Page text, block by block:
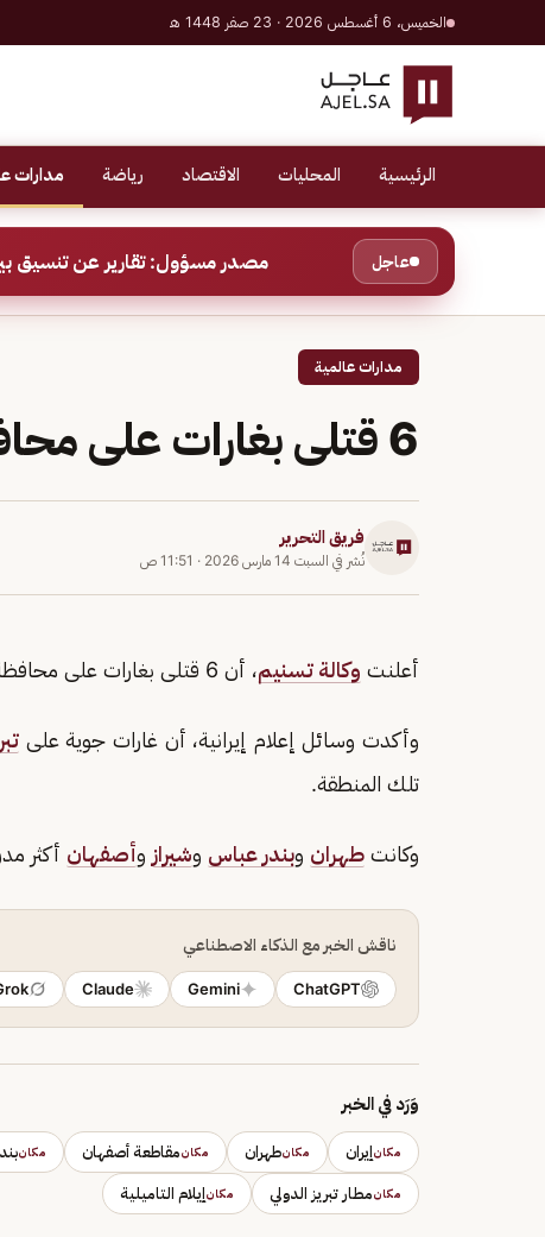
الخميس، 6 أغسطس 2026 · 23 صفر 1448 هـ
الرئيسية المحليات الاقتصاد رياضة مدارات
عاجل مصدر مسؤول: تقارير عن تنسيق
مدارات عالمية
6 قتلى بغارات على محافظة إيلام غربي إيران
فريق التحرير
نُشر في السبت 14 مارس 2026 · 11:51 ص
أعلنت وكالة تسنيم، أن 6 قتلى بغارات على محافظة
وأكدت وسائل إعلام إيرانية، أن غارات جوية على
تلك المنطقة.
وكانت طهران وبندر عباس وشيراز وأصفهان أكثر
ناقش الخبر مع الذكاء الاصطناعي
ChatGPT
Gemini
Claude
وَرَد في الخبر
مكانإيران مكانطهران مكانمقاطعة أصفهان مكان
مكانمطار تبريز الدولي مكانإيلام التاميلية